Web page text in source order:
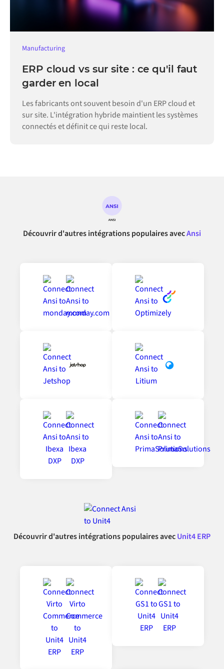
Manufacturing
ERP cloud vs sur site : ce qu'il faut
garder en local
Les fabricants ont souvent besoin d'un ERP cloud et
sur site. L'intégration hybride maintient les systèmes
connectés et définit ce qui reste local.
Découvrir d'autres intégrations populaires avecAnsi
Découvrir d'autres intégrations populaires avecUnit4 ERP